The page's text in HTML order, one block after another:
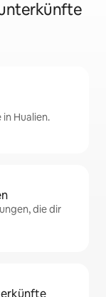
Hualien.
die dir